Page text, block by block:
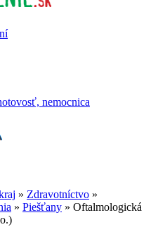
nemocnica
» Zdravotníctvo »
» Piešťany » Oftalmologická